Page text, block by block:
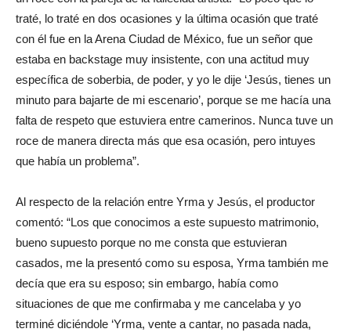
traté, lo traté en dos ocasiones y la última ocasión que traté
con él fue en la Arena Ciudad de México, fue un señor que
estaba en backstage muy insistente, con una actitud muy
específica de soberbia, de poder, y yo le dije ‘Jesús, tienes un
minuto para bajarte de mi escenario’, porque se me hacía una
falta de respeto que estuviera entre camerinos. Nunca tuve un
roce de manera directa más que esa ocasión, pero intuyes
que había un problema”.
Al respecto de la relación entre Yrma y Jesús, el productor
comentó: “Los que conocimos a este supuesto matrimonio,
bueno supuesto porque no me consta que estuvieran
casados, me la presentó como su esposa, Yrma también me
decía que era su esposo; sin embargo, había como
situaciones de que me confirmaba y me cancelaba y yo
terminé diciéndole ‘Yrma, vente a cantar, no pasada nada,